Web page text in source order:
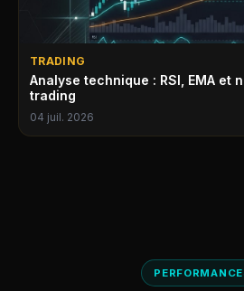
TRADING
Analyse technique : RSI, EMA et
trading
04 juil. 2026